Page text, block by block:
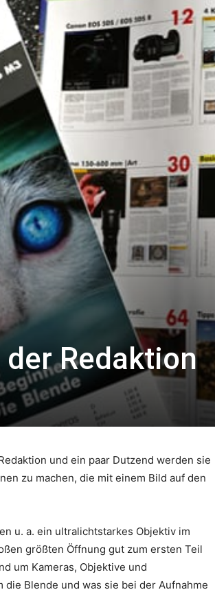
Redaktion
und ein paar Dutzend werden sie
zu machen, die mit einem Bild auf den
u. a. ein ultralichtstarkes Objektiv im
größten Öffnung gut zum ersten Teil
um Kameras, Objektive und
Blende und was sie bei der Aufnahme